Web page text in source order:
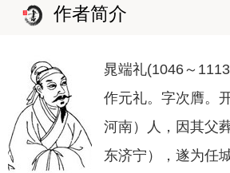
作者简介
晁端礼(1046～
作元礼。字次膺。
河南）人，因其父
东济宁），遂为任